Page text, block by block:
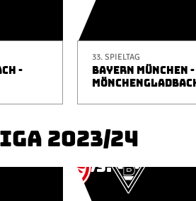
-
33. SPIELTAG
BAYERN MÜNCHEN -
2023/24